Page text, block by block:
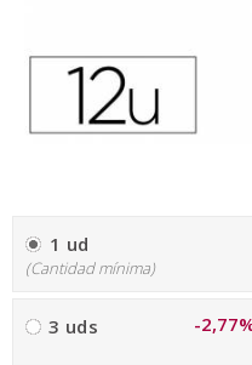
1 ud
(Cantidad mínima)
3 uds -